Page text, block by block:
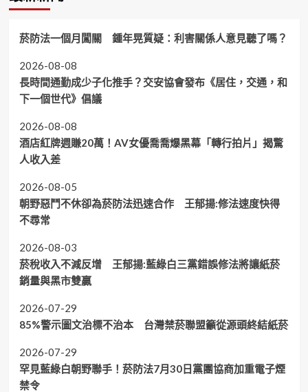
菸防法一個月闖關 鍾年晃質疑：利害關係人意見聽了嗎？
2026-08-08
長時間通勤成少子化推手？交安協會發布《居住，交通，和
下一個世代》倡議
2026-08-08
酒店紅牌週賺20萬！AV女優喬喬爆黑幕「轉行拍片」揭驚
人收入差
2026-08-05
朝野惡鬥不休卻為菸防法迅速合作 王郁揚:修法速度快得
不尋常
2026-08-03
菸稅收入不減反增 王郁揚:藍綠白三黨錯誤修法將讓紙菸
銷量與黑市雙贏
2026-07-29
85%警示圖文治標不治本 台灣禁菸聯盟籲從源頭終結紙菸
2026-07-29
罕見藍綠白朝野聯手！菸防法7月30日黨團協商加重電子煙
禁令